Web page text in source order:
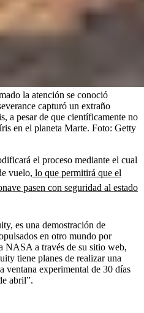
la atención se conoció
capturó un extraño
a pesar de que científicamente no
en el planeta Marte. Foto: Getty
el proceso mediante el cual
vuelo, lo que permitirá que el
pasen con seguridad al estado
es una demostración de
en otro mundo por
NASA a través de su sitio web,
tiene planes de realizar una
ventana experimental de 30 días
abril”.